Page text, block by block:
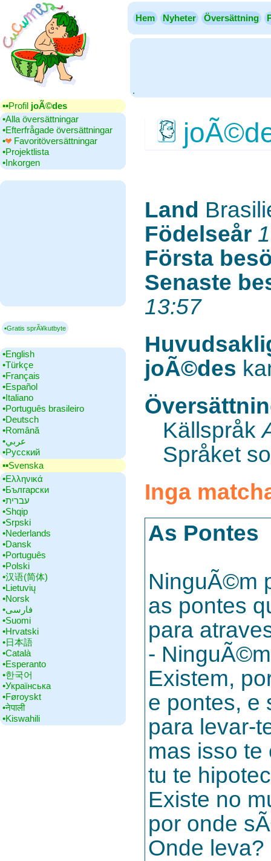
Hem Nyheter Översättning
.
▪▪‎Profil joÃ©des
•‎Alla översättningar
•‎Efterfrågade översättningar
•‎
Favoritöversättningar
•‎Projektlista
•‎Inkorgen
▪Gratis sprÃ¥kutbyte
•‎English
•‎Türkçe
•‎Français
•‎Español
•‎Italiano
•‎Português brasileiro
•‎Deutsch
•‎Română
•‎عربي
•‎Русский
▪▪‎Svenska
•‎Ελληνικά
•‎Български
•‎עברית
•‎Shqip
•‎Srpski
•‎Nederlands
•‎Dansk
•‎Português
•‎Polski
•‎汉语(简体)
•‎Lietuvių
•‎Norsk
•‎فارسی
•‎Suomi
•‎Hrvatski
•‎日本語
•‎Català
•‎Esperanto
•‎한국어
•‎Українська
•‎Føroyskt
•‎नेपाली
•‎Kiswahili
Land
Födelseår
Första
Senaste
13:57
joÃ©des
Källspråk
Språket
Inga
As Pontes
NinguÃ©m
as pontes
para
-
Existem,
e pontes, e
para levar-
mas isso te
tu te
Existe no
por onde
Onde